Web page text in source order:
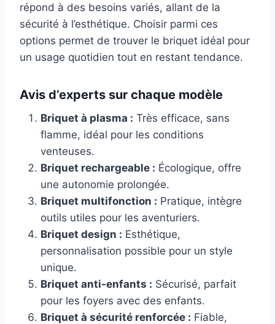
répond à des besoins variés, allant de la
sécurité à l’esthétique. Choisir parmi ces
options permet de trouver le briquet idéal pour
un usage quotidien tout en restant tendance.
Avis d’experts sur chaque modèle
Briquet à plasma : Très efficace, sans
flamme, idéal pour les conditions
venteuses.
Briquet rechargeable : Écologique, offre
une autonomie prolongée.
Briquet multifonction : Pratique, intègre
outils utiles pour les aventuriers.
Briquet design : Esthétique,
personnalisation possible pour un style
unique.
Briquet anti-enfants : Sécurisé, parfait
pour les foyers avec des enfants.
Briquet à sécurité renforcée : Fiable,